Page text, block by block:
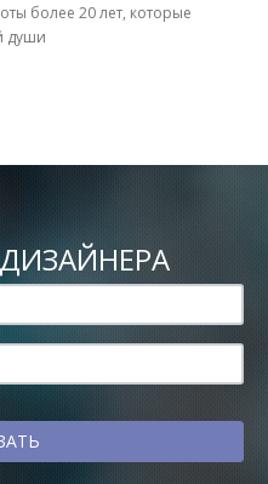
более 20 лет, которые
души